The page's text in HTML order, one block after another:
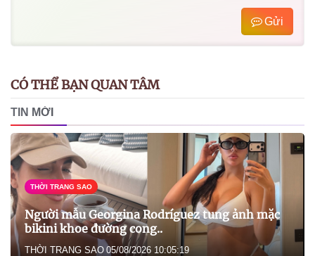
Gửi
CÓ THỂ BẠN QUAN TÂM
TIN MỚI
THỜI TRANG SAO
Người mẫu Georgina Rodríguez tung ảnh mặc
bikini khoe đường cong..
THỜI TRANG SAO 05/08/2026 10:05:19